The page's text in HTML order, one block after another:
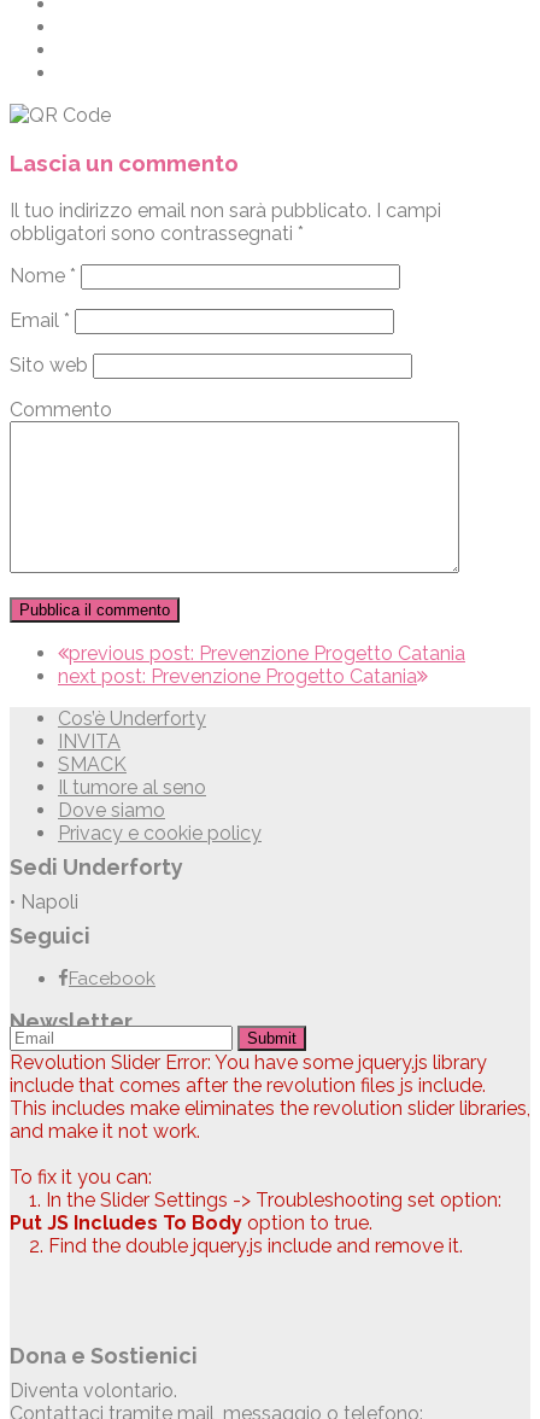
Lascia un commento
Il tuo indirizzo email non sarà pubblicato. I campi
obbligatori sono contrassegnati *
Nome *
Email *
Sito web
Commento
previous post: Prevenzione Progetto Catania
next post: Prevenzione Progetto Catania
Cos’è Underforty
INVITA
SMACK
Il tumore al seno
Dove siamo
Privacy e cookie policy
Sedi Underforty
• Napoli
Seguici
Facebook
Newsletter
Submit
Revolution Slider Error: You have some jquery.js library
include that comes after the revolution files js include.
This includes make eliminates the revolution slider libraries,
and make it not work.
To fix it you can:
1. In the Slider Settings -> Troubleshooting set option:
Put JS Includes To Body option to true.
2. Find the double jquery.js include and remove it.
Dona e Sostienici
Diventa volontario.
Contattaci tramite mail, messaggio o telefono: